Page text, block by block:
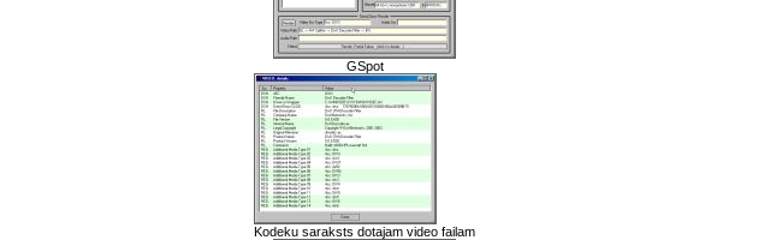
GSpot
Kodeku saraksts dotajam video failam